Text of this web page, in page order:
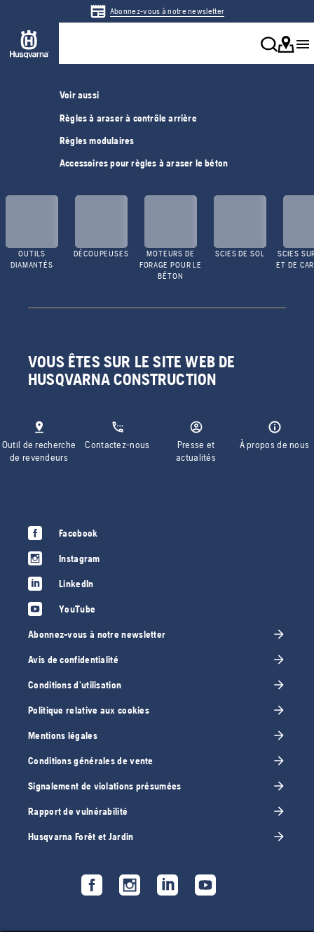
Abonnez-vous à notre newsletter
Voir aussi
Règles à araser à contrôle arrière
Règles modulaires
Accessoires pour règles à araser le béton
OUTILS
DIAMANTÉS
DÉCOUPEUSES
MOTEURS DE
FORAGE POUR LE
BÉTON
SCIES DE SOL
SCIES
ET DE
VOUS ÊTES SUR LE SITE WEB DE
HUSQVARNA CONSTRUCTION
Outil de recherche
de revendeurs
Contactez-nous
Presse et
actualités
À propos de nous
Facebook
Instagram
LinkedIn
YouTube
Abonnez-vous à notre newsletter
Avis de confidentialité
Conditions d'utilisation
Politique relative aux cookies
Mentions légales
Conditions générales de vente
Signalement de violations présumées
Rapport de vulnérabilité
Husqvarna Forêt et Jardin